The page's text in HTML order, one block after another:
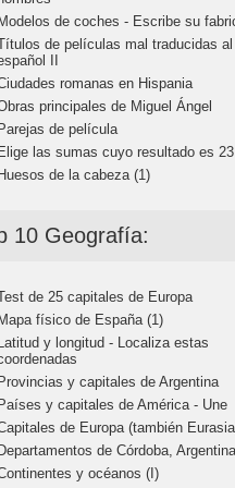
de coches - Escribe su
de películas mal traducidas al
II
romanas en Hispania
principales de Miguel Ángel
de película
las sumas cuyo resultado es 23
de la cabeza (1)
10 Geografía:
de 25 capitales de Europa
físico de España (1)
y longitud - Localiza estas
y capitales de Argentina
y capitales de América - Une
de Europa (también
de Córdoba, Argentina
y océanos (I)